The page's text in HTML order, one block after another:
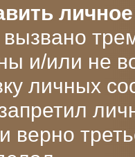
и/или не
личных
верно